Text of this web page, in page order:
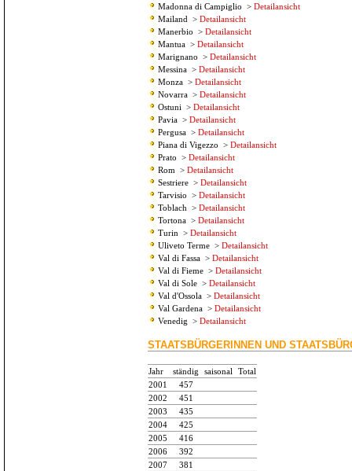
Madonna di Campiglio > Detailansicht
Mailand > Detailansicht
Manerbio > Detailansicht
Mantua > Detailansicht
Marignano > Detailansicht
Messina > Detailansicht
Monza > Detailansicht
Novarra > Detailansicht
Ostuni > Detailansicht
Pavia > Detailansicht
Pergusa > Detailansicht
Piana di Vigezzo > Detailansicht
Prato > Detailansicht
Rom > Detailansicht
Sestriere > Detailansicht
Tarvisio > Detailansicht
Toblach > Detailansicht
Tortona > Detailansicht
Turin > Detailansicht
Uliveto Terme > Detailansicht
Val di Fassa > Detailansicht
Val di Fieme > Detailansicht
Val di Sole > Detailansicht
Val d'Ossola > Detailansicht
Val Gardena > Detailansicht
Venedig > Detailansicht
STAATSBÜRGERINNEN UND
Jahr ständig saisonal
Total
2001
457
2002
451
2003
435
2004
425
2005
416
2006
392
2007
381